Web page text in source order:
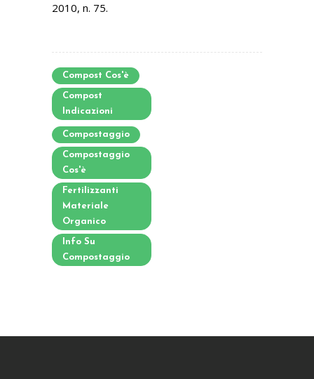
2010, n. 75.
Compost Cos'è
Compost
Indicazioni
Compostaggio
Compostaggio
Cos'è
Fertilizzanti
Materiale
Organico
Info Su
Compostaggio